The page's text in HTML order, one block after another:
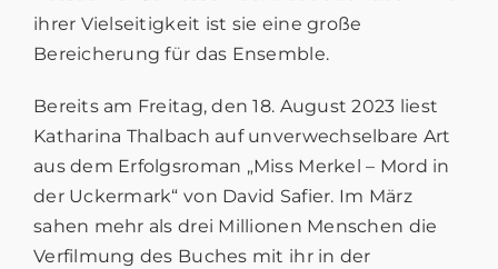
ihrer Vielseitigkeit ist sie eine große
Bereicherung für das Ensemble.
Bereits am Freitag, den 18. August 2023 liest
Katharina Thalbach auf unverwechselbare Art
aus dem Erfolgsroman „Miss Merkel – Mord in
der Uckermark“ von David Safier. Im März
sahen mehr als drei Millionen Menschen die
Verfilmung des Buches mit ihr in der